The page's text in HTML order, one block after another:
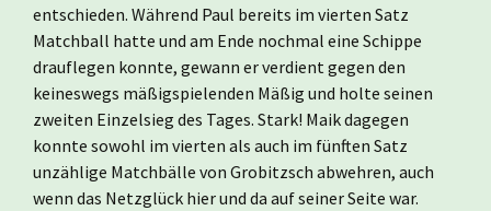
entschieden. Während Paul bereits im vierten Satz
Matchball hatte und am Ende nochmal eine Schippe
drauflegen konnte, gewann er verdient gegen den
keineswegs mäßigspielenden Mäßig und holte seinen
zweiten Einzelsieg des Tages. Stark! Maik dagegen
konnte sowohl im vierten als auch im fünften Satz
unzählige Matchbälle von Grobitzsch abwehren, auch
wenn das Netzglück hier und da auf seiner Seite war.